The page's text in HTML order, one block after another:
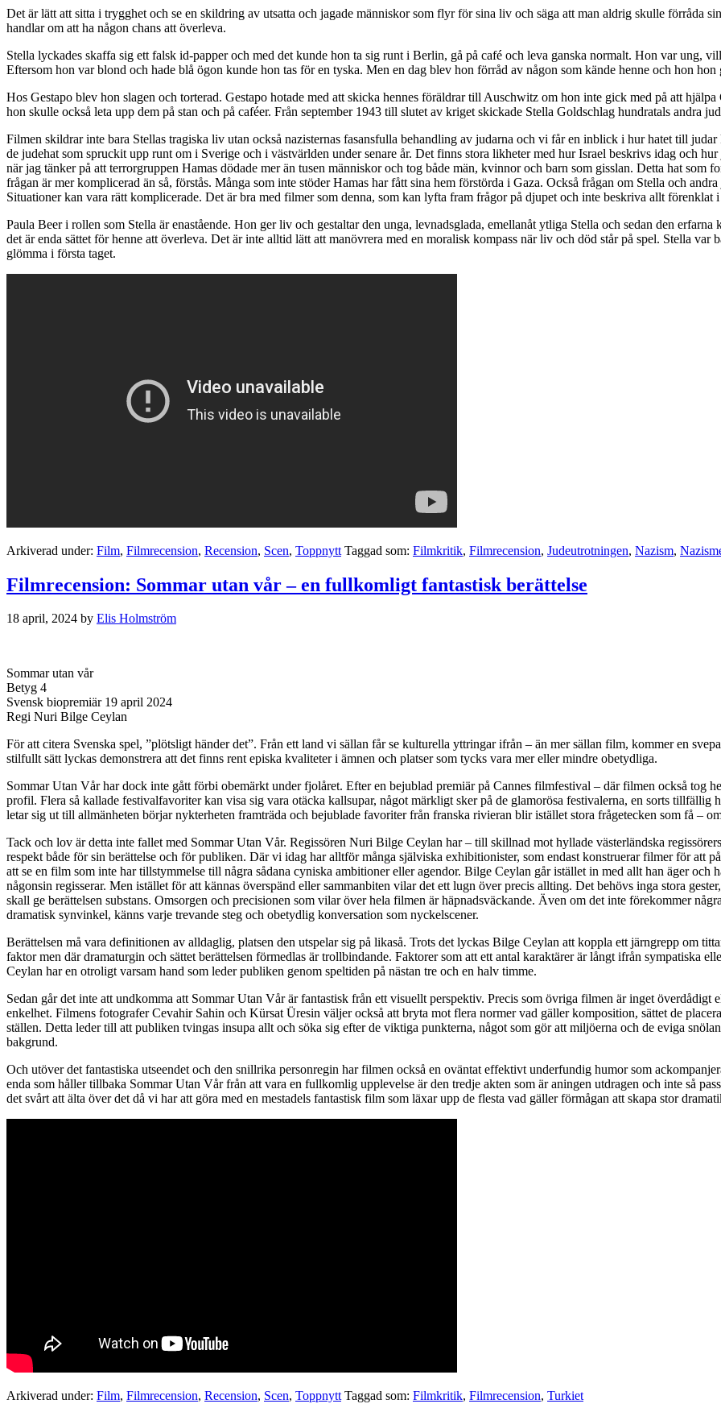
Det är lätt att sitta i trygghet och se en skildring av utsatta och jagade människor som flyr för sina liv och säga att man aldrig skulle förråda
handlar om att ha någon chans att överleva.
Stella lyckades skaffa sig ett falsk id-papper och med det kunde hon ta sig runt i Berlin, gå på café och leva ganska normalt. Hon var ung,
Eftersom hon var blond och hade blå ögon kunde hon tas för en tyska. Men en dag blev hon förråd av någon som kände henne och hon hon
Hos Gestapo blev hon slagen och torterad. Gestapo hotade med att skicka hennes föräldrar till Auschwitz om hon inte gick med på att
hon skulle också leta upp dem på stan och på caféer. Från september 1943 till slutet av kriget skickade Stella Goldschlag hundratals andra
Filmen skildrar inte bara Stellas tragiska liv utan också nazisternas fasansfulla behandling av judarna och vi får en inblick i hur hatet till
de judehat som spruckit upp runt om i Sverige och i västvärlden under senare år. Det finns stora likheter med hur Israel beskrivs idag och
när jag tänker på att terrorgruppen Hamas dödade mer än tusen människor och tog både män, kvinnor och barn som gisslan. Detta hat som
frågan är mer komplicerad än så, förstås. Många som inte stöder Hamas har fått sina hem förstörda i Gaza. Också frågan om Stella och
Situationer kan vara rätt komplicerade. Det är bra med filmer som denna, som kan lyfta fram frågor på djupet och inte beskriva allt förenklat
Paula Beer i rollen som Stella är enastående. Hon ger liv och gestaltar den unga, levnadsglada, emellanåt ytliga Stella och sedan den
det är enda sättet för henne att överleva. Det är inte alltid lätt att manövrera med en moralisk kompass när liv och död står på spel. Stella
glömma i första taget.
Arkiverad under: Film, Filmrecension, Recension, Scen, Toppnytt Taggad som: Filmkritik, Filmrecension, Judeutrotningen, Nazism,
Filmrecension: Sommar utan vår – en fullkomligt fantastisk berättelse
18 april, 2024 by Elis Holmström
Sommar utan vår
Betyg 4
Svensk biopremiär 19 april 2024
Regi Nuri Bilge Ceylan
För att citera Svenska spel, ”plötsligt händer det”. Från ett land vi sällan får se kulturella yttringar ifrån – än mer sällan film, kommer en
stilfullt sätt lyckas demonstrera att det finns rent episka kvaliteter i ämnen och platser som tycks vara mer eller mindre obetydliga.
Sommar Utan Vår har dock inte gått förbi obemärkt under fjolåret. Efter en bejublad premiär på Cannes filmfestival – där filmen också tog
profil. Flera så kallade festivalfavoriter kan visa sig vara otäcka kallsupar, något märkligt sker på de glamorösa festivalerna, en sorts
letar sig ut till allmänheten börjar nykterheten framträda och bejublade favoriter från franska rivieran blir istället stora frågetecken som få –
Tack och lov är detta inte fallet med Sommar Utan Vår. Regissören Nuri Bilge Ceylan har – till skillnad mot hyllade västerländska
respekt både för sin berättelse och för publiken. Där vi idag har alltför många själviska exhibitionister, som endast konstruerar filmer för att
att se en film som inte har tillstymmelse till några sådana cyniska ambitioner eller agendor. Bilge Ceylan går istället in med allt han äger och
någonsin regisserar. Men istället för att kännas överspänd eller sammanbiten vilar det ett lugn över precis allting. Det behövs inga stora
skall ge berättelsen substans. Omsorgen och precisionen som vilar över hela filmen är häpnadsväckande. Även om det inte förekommer
dramatisk synvinkel, känns varje trevande steg och obetydlig konversation som nyckelscener.
Berättelsen må vara definitionen av alldaglig, platsen den utspelar sig på likaså. Trots det lyckas Bilge Ceylan att koppla ett järngrepp om
faktor men där dramaturgin och sättet berättelsen förmedlas är trollbindande. Faktorer som att ett antal karaktärer är långt ifrån sympatiska
Ceylan har en otroligt varsam hand som leder publiken genom speltiden på nästan tre och en halv timme.
Sedan går det inte att undkomma att Sommar Utan Vår är fantastisk från ett visuellt perspektiv. Precis som övriga filmen är inget
enkelhet. Filmens fotografer Cevahir Sahin och Kürsat Üresin väljer också att bryta mot flera normer vad gäller komposition, sättet de
ställen. Detta leder till att publiken tvingas insupa allt och söka sig efter de viktiga punkterna, något som gör att miljöerna och de eviga
bakgrund.
Och utöver det fantastiska utseendet och den snillrika personregin har filmen också en oväntat effektivt underfundig humor som
enda som håller tillbaka Sommar Utan Vår från att vara en fullkomlig upplevelse är den tredje akten som är aningen utdragen och inte så
det svårt att älta över det då vi har att göra med en mestadels fantastisk film som läxar upp de flesta vad gäller förmågan att skapa stor
Arkiverad under: Film, Filmrecension, Recension, Scen, Toppnytt Taggad som: Filmkritik, Filmrecension, Turkiet